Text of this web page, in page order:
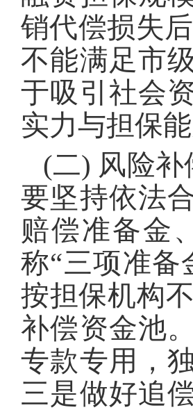
销代偿损失
不能满足市
于吸引社会
实力与担保
(二) 风险
要坚持依法
赔偿准备金
称“三项准备
按担保机构
补偿资金池
专款专用，
三是做好追